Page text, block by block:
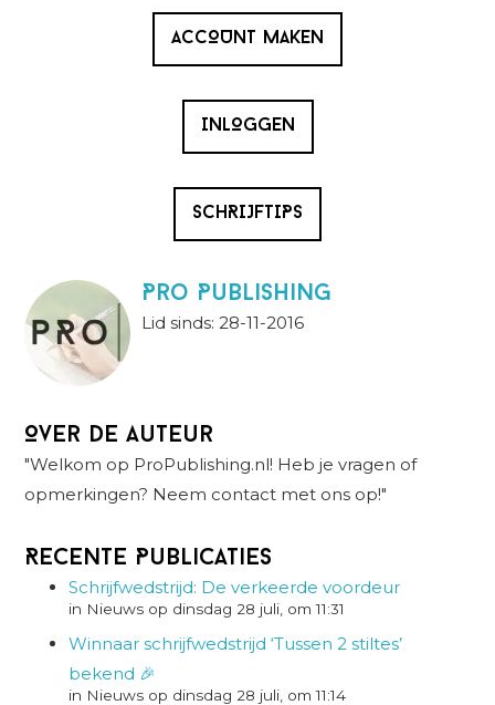
ACCOUNT MAKEN
INLOGGEN
SCHRIJFTIPS
Pro Publishing
Lid sinds: 28-11-2016
Over de auteur
"Welkom op ProPublishing.nl! Heb je vragen of
opmerkingen? Neem contact met ons op!"
Recente Publicaties
Schrijfwedstrijd: De verkeerde voordeur
in Nieuws op dinsdag 28 juli, om 11:31
Winnaar schrijfwedstrijd ‘Tussen 2 stiltes’
bekend 🎉
in Nieuws op dinsdag 28 juli, om 11:14